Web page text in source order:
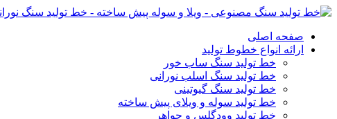
صفحه اصلی
ارائه انواع خطوط تولید
خط تولید سنگ ساب خور
خط تولید سنگ اسلب نورانی
خط تولید سنگ گیوتینی
خط تولید سوله و ویلای پیش ساخته
خط تولید وودگلس و جواهر